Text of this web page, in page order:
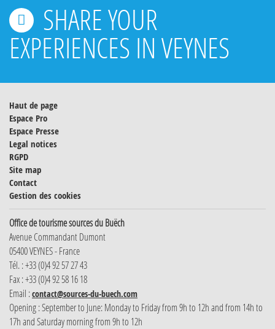
SHARE YOUR
EXPERIENCES IN VEYNES
Haut de page
Espace Pro
Espace Presse
Legal notices
RGPD
Site map
Contact
Gestion des cookies
Office de tourisme sources du Buëch
Avenue Commandant Dumont
05400 VEYNES - France
Tél. : +33 (0)4 92 57 27 43
Fax : +33 (0)4 92 58 16 18
Email :contact@sources-du-buech.com
Opening : September to June: Monday to Friday from 9h to 12h and from 14h to
17h and Saturday morning from 9h to 12h